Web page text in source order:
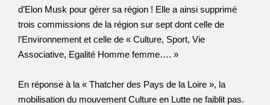
d’Elon Musk pour gérer sa région ! Elle a ainsi supprimé
trois commissions de la région sur sept dont celle de
l’Environnement et celle de « Culture, Sport, Vie
Associative, Egalité Homme femme…. »
En réponse à la « Thatcher des Pays de la Loire », la
mobilisation du mouvement Culture en Lutte ne faiblit pas.